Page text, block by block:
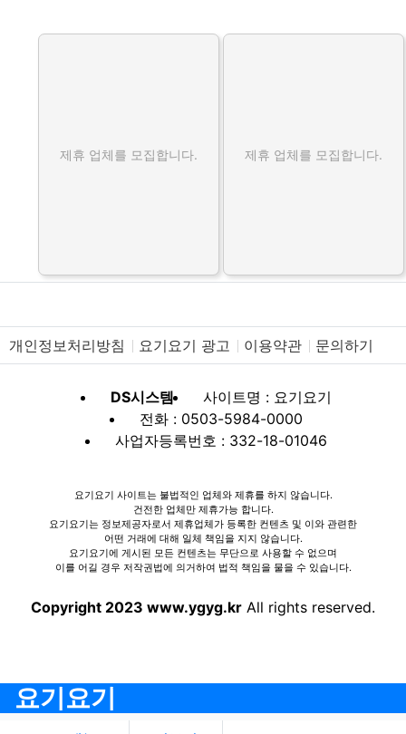
제휴 업체를 모집합니다. 제휴 업체를 모집합니다.
개인정보처리방침 요기요기 광고 이용약관 문의하기
DS시스템
사이트명 : 요기요기
전화 : 0503-5984-0000
사업자등록번호 : 332-18-01046
요기요기 사이트는 불법적인 업체와 제휴를 하지 않습니다.
건전한 업체만 제휴가능 합니다.
요기요기는 정보제공자로서 제휴업체가 등록한 컨텐츠 및 이와 관련한
어떤 거래에 대해 일체 책임을 지지 않습니다.
요기요기에 게시된 모든 컨텐츠는 무단으로 사용할 수 없으며
이를 어길 경우 저작권법에 의거하여 법적 책임을 물을 수 있습니다.
Copyright 2023 www.ygyg.kr All rights reserved.
요기요기